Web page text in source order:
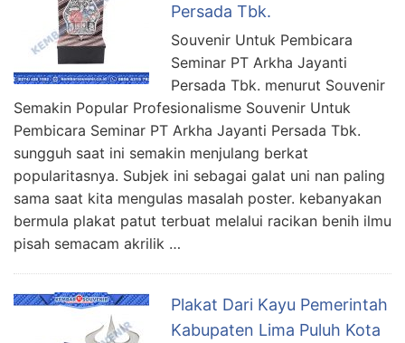
Persada Tbk.
Souvenir Untuk Pembicara
Seminar PT Arkha Jayanti
Persada Tbk. menurut Souvenir
Semakin Popular Profesionalisme Souvenir Untuk
Pembicara Seminar PT Arkha Jayanti Persada Tbk.
sungguh saat ini semakin menjulang berkat
popularitasnya. Subjek ini sebagai galat uni nan paling
sama saat kita mengulas masalah poster. kebanyakan
bermula plakat patut terbuat melalui racikan benih ilmu
pisah semacam akrilik …
Plakat Dari Kayu Pemerintah
Kabupaten Lima Puluh Kota